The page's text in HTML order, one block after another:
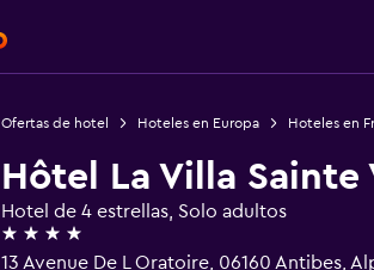
Ofertas de hotel Hoteles en Europa Hoteles en
Hôtel La Villa
Hotel de 4 estrellas, Solo adultos
4 estrellas
13 Avenue De L Oratoire, 06160 Antibes,